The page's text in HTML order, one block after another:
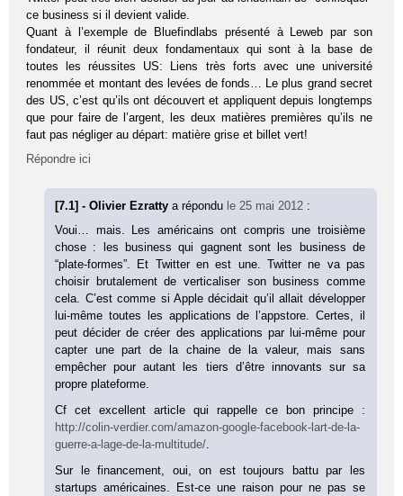
ce business si il devient valide.
Quant à l’exemple de Bluefindlabs présenté à Leweb par son
fondateur, il réunit deux fondamentaux qui sont à la base de
toutes les réussites US: Liens très forts avec une université
renommée et montant des levées de fonds… Le plus grand secret
des US, c’est qu’ils ont découvert et appliquent depuis longtemps
que pour faire de l’argent, les deux matières premières qu’ils ne
faut pas négliger au départ: matière grise et billet vert!
Répondre ici
[7.1] - Olivier Ezrattya répondu le 25 mai 2012 :
Voui… mais. Les américains ont compris une troisième
chose : les business qui gagnent sont les business de
“plate-formes”. Et Twitter en est une. Twitter ne va pas
choisir brutalement de verticaliser son business comme
cela. C’est comme si Apple décidait qu’il allait développer
lui-même toutes les applications de l’appstore. Certes, il
peut décider de créer des applications par lui-même pour
capter une part de la chaine de la valeur, mais sans
empêcher pour autant les tiers d’être innovants sur sa
propre plateforme.
Cf cet excellent article qui rappelle ce bon principe :
http://colin-verdier.com/amazon-google-facebook-lart-de-la-
guerre-a-lage-de-la-multitude/.
Sur le financement, oui, on est toujours battu par les
startups américaines. Est-ce une raison pour ne pas se